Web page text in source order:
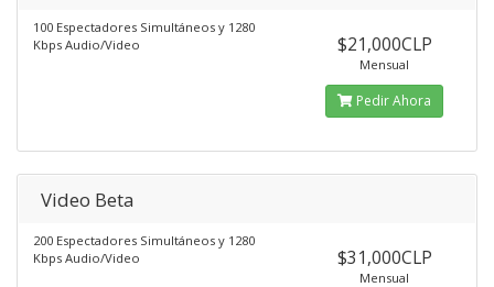
100 Espectadores Simultáneos y 1280
Kbps Audio/Video
$21,000CLP
Mensual
Pedir Ahora
Video Beta
200 Espectadores Simultáneos y 1280
Kbps Audio/Video
$31,000CLP
Mensual